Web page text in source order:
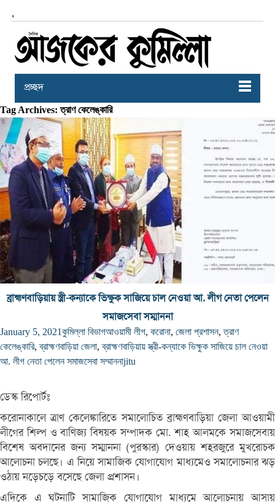
,
প্রচ্ছদ
Tag Archives: ত্রাণ কেলেঙ্কারি
ব্রাহ্মণবাড়িয়ায় স্ত্রী-কন্যাকে ভিক্ষুক সাজিয়ে চাল নেওয়া আ. লীগ নেতা পেলেন
সমাজসেবা সম্মাননা
January 5, 2021কুমিল্লা বিভাগআওয়ামী লীগ, করোনা, জেলা প্রশাসন,ত্রাণ
কেলেঙ্কারি,ব্রাহ্মণবাড়িয়া জেলা,ব্রাহ্মণবাড়িয়ায় স্ত্রী-কন্যাকে ভিক্ষুক সাজিয়ে চাল নেওয়া
আ. লীগ নেতা পেলেন সমাজসেবা সম্মাননাjitu
ডেস্ক রিপোর্টঃ
করোনাকালে ত্রাণ কেলেঙ্কারিতে সমালোচিত ব্রাহ্মণবাড়িয়া জেলা আওয়ামী
লীগের শিল্প ও বাণিজ্য বিষয়ক সম্পাদক মো. শাহ আলমকে সমাজসেবায়
বিশেষ অবদানের জন্য সম্মাননা (পুরস্কার) দেওয়ায় শহরজুরে মুখরোচক
আলোচনা চলছে। এ নিয়ে সামাজিক যোগাযোগ মাধ্যমেও সমালোচনার ঝড়
ওঠায় নড়েচড়ে বসেছে জেলা প্রশাসন।
এদিকে এ ঘটনাটি সামাজিক যোগাযোগ মাধ্যমে আলোচনায় আসায়